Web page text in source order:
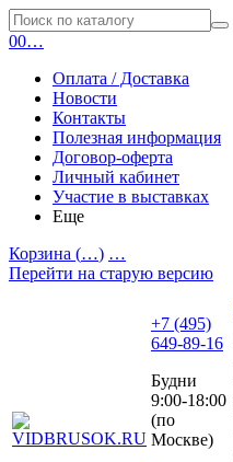
00…
Оплата / Доставка
Новости
Контакты
Полезная информация
Договор-оферта
Личный кабинет
Участие в выставках
Еще
Корзина (…) …
Перейти на старую версию
+7 (495)
649-89-16
Будни
9:00-18:00
(по
Москве)